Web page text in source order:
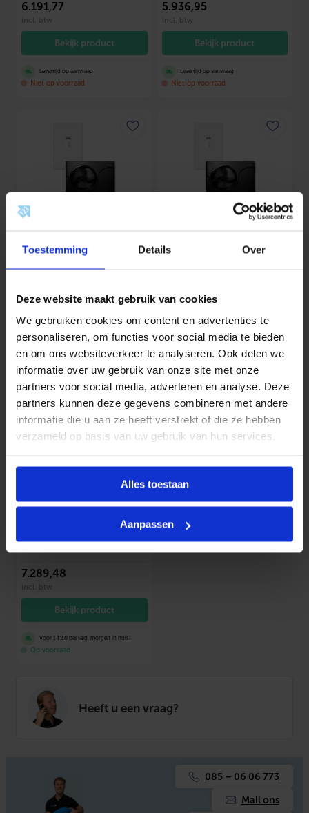
Toestemming Details Over
Deze website maakt gebruik van cookies
We gebruiken cookies om content en advertenties te
personaliseren, om functies voor social media te bieden
en om ons websiteverkeer te analyseren. Ook delen we
informatie over uw gebruik van onze site met onze
partners voor social media, adverteren en analyse. Deze
partners kunnen deze gegevens combineren met andere
informatie die u aan ze heeft verstrekt of die ze hebben
verzameld op basis van uw gebruik van hun services.
Alles toestaan
Aanpassen
Heeft u een vraag?
6.191,77
incl. btw
Bekijk product
Levertijd op aanvraag
Niet op voorraad
5.936,95
incl. btw
Bekijk product
Levertijd op aanvraag
Niet op voorraad
Masterwatt Dynamis
SKU: 800100160
incl. btw
Bekijk product
Voor 14:30 besteld, morgen in huis!
Op voorraad
Masterwatt Dynamis
SKU: 800100150
incl. btw
Bekijk product
Voor 14:30 besteld, morgen in huis!
Op voorraad
Masterwatt Dynamis
7.289,48
incl. btw
Bekijk product
Voor 14:30 besteld, morgen in huis!
Op voorraad
085 – 06 06 773
Mail ons